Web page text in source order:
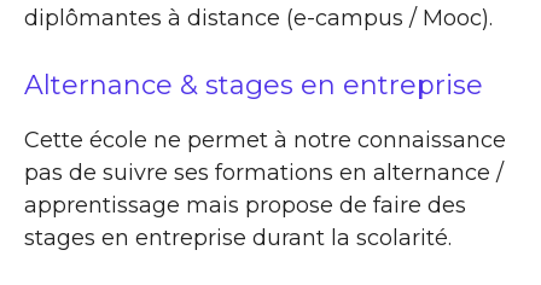
diplômantes à distance (e-campus / Mooc).
Alternance & stages en entreprise
Cette école ne permet à notre connaissance
pas de suivre ses formations en alternance /
apprentissage mais propose de faire des
stages en entreprise durant la scolarité.